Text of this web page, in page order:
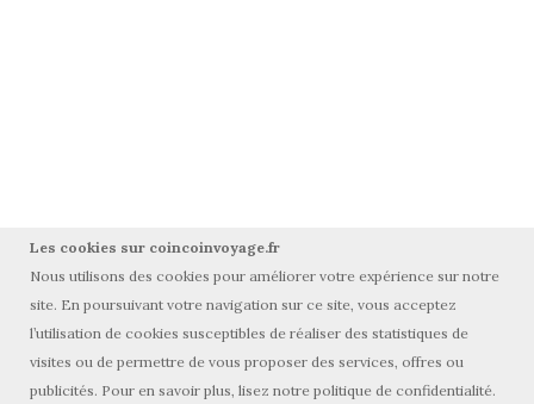
Les cookies sur coincoinvoyage.fr
Nous utilisons des cookies pour améliorer votre expérience sur notre
site. En poursuivant votre navigation sur ce site, vous acceptez
l’utilisation de cookies susceptibles de réaliser des statistiques de
visites ou de permettre de vous proposer des services, offres ou
publicités. Pour en savoir plus, lisez notre politique de confidentialité.